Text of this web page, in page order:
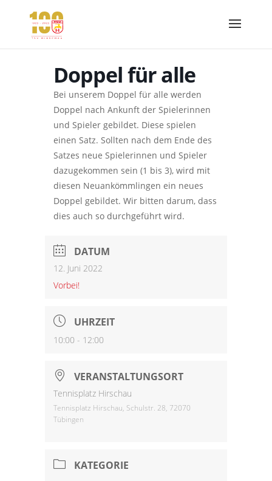
Doppel für alle
Bei unserem Doppel für alle werden
Doppel nach Ankunft der Spielerinnen
und Spieler gebildet. Diese spielen
einen Satz. Sollten nach dem Ende des
Satzes neue Spielerinnen und Spieler
dazugekommen sein (1 bis 3), wird mit
diesen Neuankömmlingen ein neues
Doppel gebildet. Wir bitten darum, dass
dies auch so durchgeführt wird.
DATUM
12. Juni 2022
Vorbei!
UHRZEIT
10:00 - 12:00
VERANSTALTUNGSORT
Tennisplatz Hirschau
Tennisplatz Hirschau, Schulstr. 28, 72070
Tübingen
KATEGORIE